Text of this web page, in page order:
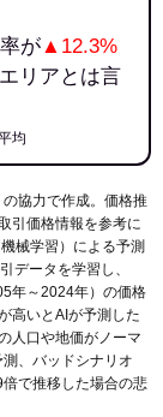
が▲12.3%
リアとは言
均
協力で作成。価格推
引価格情報を参考に
械学習）による予測
データを学習し、
年～2024年）の価格
高いとAIが予測した
人口や地価がノーマ
、バッドシナリオ
で推移した場合の悲